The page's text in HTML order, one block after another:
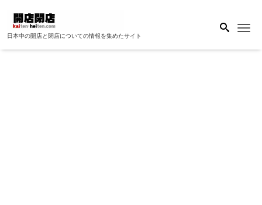
日本中の開店と閉店についての情報を集めたサイト